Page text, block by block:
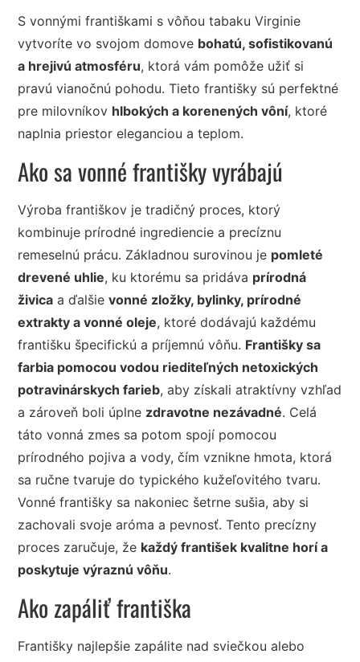
S vonnými františkami s vôňou tabaku Virginie
vytvoríte vo svojom domove bohatú, sofistikovanú
a hrejivú atmosféru, ktorá vám pomôže užiť si
pravú vianočnú pohodu. Tieto františky sú perfektné
pre milovníkov hlbokých a korenených vôní, ktoré
naplnia priestor eleganciou a teplom.
Ako sa vonné františky vyrábajú
Výroba františkov je tradičný proces, ktorý
kombinuje prírodné ingrediencie a precíznu
remeselnú prácu. Základnou surovinou je pomleté
drevené uhlie, ku ktorému sa pridáva prírodná
živica a ďalšievonné zložky, bylinky, prírodné
extrakty a vonné oleje, ktoré dodávajú každému
františku špecifickú a príjemnú vôňu. Františky sa
farbia pomocou vodou riediteľných netoxických
potravinárskych farieb, aby získali atraktívny vzhľad
a zároveň boli úplne zdravotne nezávadné. Celá
táto vonná zmes sa potom spojí pomocou
prírodného pojiva a vody, čím vznikne hmota, ktorá
sa ručne tvaruje do typického kužeľovitého tvaru.
Vonné františky sa nakoniec šetrne sušia, aby si
zachovali svoje aróma a pevnosť. Tento precízny
proces zaručuje, že každý františek kvalitne horí a
poskytuje výraznú vôňu.
Ako zapáliť františka
Františky najlepšie zapálite nad sviečkou alebo